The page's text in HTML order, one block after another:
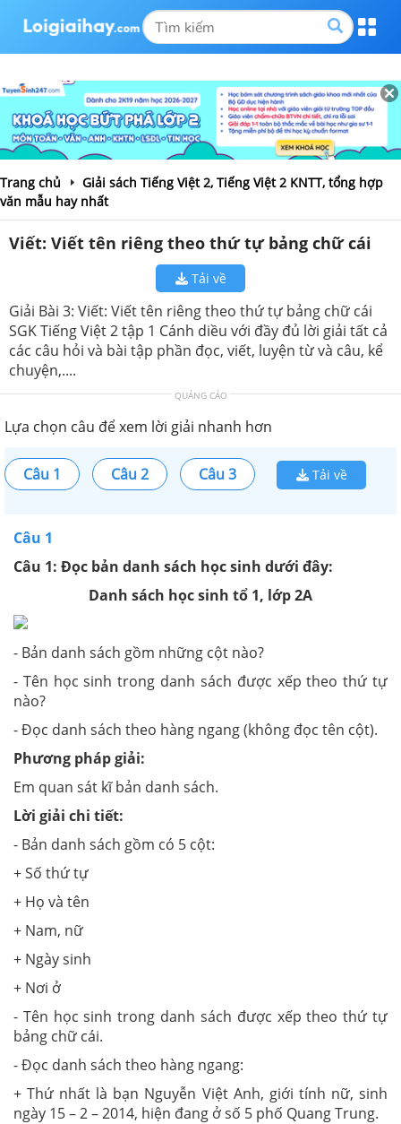
Trang chủ
Giải sách Tiếng Việt 2, Tiếng Việt 2 KNTT, tổng hợp
văn mẫu hay nhất
Viết: Viết tên riêng theo thứ tự bảng chữ cái
Tải về
Giải Bài 3: Viết: Viết tên riêng theo thứ tự bảng chữ cái
SGK Tiếng Việt 2 tập 1 Cánh diều với đầy đủ lời giải tất cả
các câu hỏi và bài tập phần đọc, viết, luyện từ và câu, kể
chuyện,....
QUẢNG CÁO
Lựa chọn câu để xem lời giải nhanh hơn
Câu 1 Câu 2 Câu 3 Tải về
Câu 1
Câu 1: Đọc bản danh sách học sinh dưới đây:
Danh sách học sinh tổ 1, lớp 2A
- Bản danh sách gồm những cột nào?
- Tên học sinh trong danh sách được xếp theo thứ tự
nào?
- Đọc danh sách theo hàng ngang (không đọc tên cột).
Phương pháp giải:
Em quan sát kĩ bản danh sách.
Lời giải chi tiết:
- Bản danh sách gồm có 5 cột:
+ Số thứ tự
+ Họ và tên
+ Nam, nữ
+ Ngày sinh
+ Nơi ở
- Tên học sinh trong danh sách được xếp theo thứ tự
bảng chữ cái.
- Đọc danh sách theo hàng ngang:
+ Thứ nhất là bạn Nguyễn Việt Anh, giới tính nữ, sinh
ngày 15 – 2 – 2014, hiện đang ở số 5 phố Quang Trung.